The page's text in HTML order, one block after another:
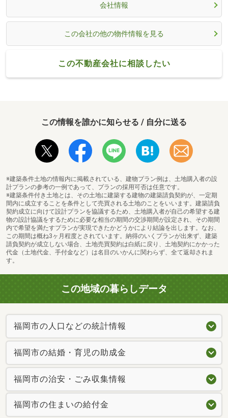
会社情報
この会社の他の物件情報を見る
この不動産会社に相談したい
この情報を誰かに知らせる / 自分に送る
※建築条件土地の情報内に掲載されている、建物プラン例は、土地購入者の設
計プランの参考の一例であって、プランの採用可否は任意です。
※建築条件付き土地とは、その土地に建築する建物の建築請負契約が、一定期
間内に成立することを条件として売買される土地のことをいいます。建築請負
契約成立に向けて設計プランを協議するため、土地購入者が自己の希望する建
物の設計協議をするために必要な相当の期間の交渉期間が設定され、その期間
内で希望を満たすプランが実現できたかどうかにより結論を出します。なお、
この期間は概ね3ヶ月程度とされています。納得のいくプランが出来ず、建築
請負契約が成立しない場合、土地売買契約は白紙に戻り、土地契約にかかった
代金（土地代金、手付金など）は名目のいかんに関わらず、全て返却されま
す。
この地域の暮らしデータ
福岡市の人口などの統計情報
福岡市の結婚・育児の助成金
福岡市の治安・ごみ収集情報
福岡市の住まいの給付金